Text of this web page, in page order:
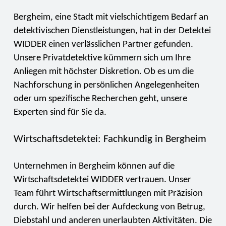
Bergheim, eine Stadt mit vielschichtigem Bedarf an
detektivischen Dienstleistungen, hat in der Detektei
WIDDER einen verlässlichen Partner gefunden.
Unsere Privatdetektive kümmern sich um Ihre
Anliegen mit höchster Diskretion. Ob es um die
Nachforschung in persönlichen Angelegenheiten
oder um spezifische Recherchen geht, unsere
Experten sind für Sie da.
Wirtschaftsdetektei: Fachkundig in Bergheim
Unternehmen in Bergheim können auf die
Wirtschaftsdetektei WIDDER vertrauen. Unser
Team führt Wirtschaftsermittlungen mit Präzision
durch. Wir helfen bei der Aufdeckung von Betrug,
Diebstahl und anderen unerlaubten Aktivitäten. Die